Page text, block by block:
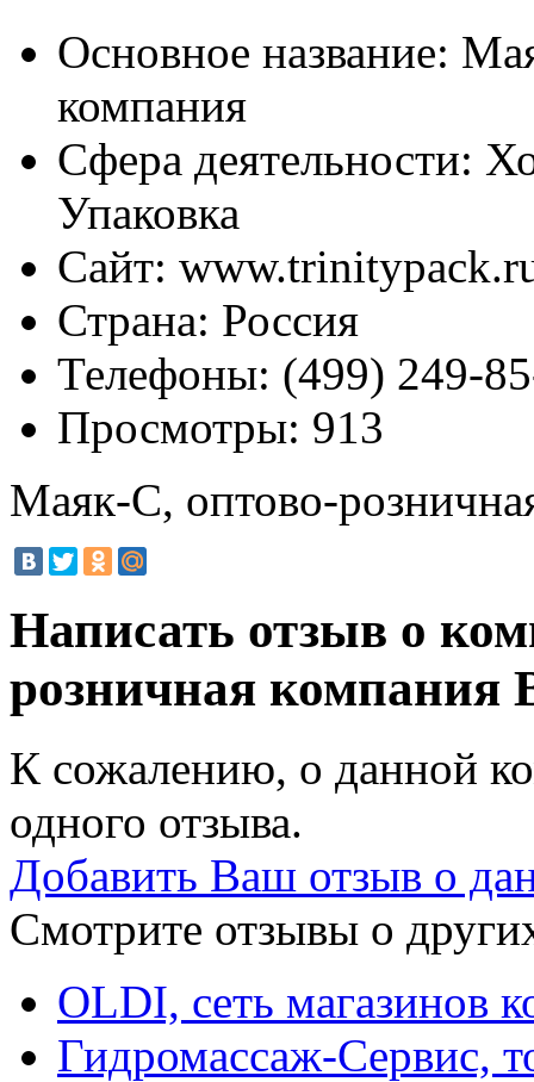
Основное название:
компания
Сфера деятельности:
Упаковка
Сайт:
Страна: Россия
Телефоны: (499) 249-
Просмотры: 913
Маяк-С, оптово-
Написать отзыв о
розничная компания
К сожалению, о данной
одного отзыва.
Добавить Ваш отзыв о
Смотрите отзывы о
OLDI, сеть магазинов
Гидромассаж-Сервис,